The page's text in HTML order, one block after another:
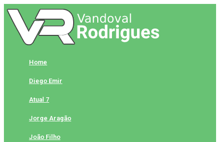
Skip
to
content
Home
Diego Emir
Atual 7
Jorge Aragão
João Filho